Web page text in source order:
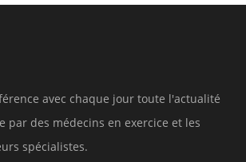
avec chaque jour toute l'actualité
par des médecins en exercice et les
spécialistes.